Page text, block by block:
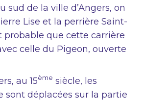
sud de la ville d’Angers, on
Lise et la perrière Saint-
probable que cette carrière
celle du Pigeon, ouverte
au 15ème siècle, les
sont déplacées sur la partie